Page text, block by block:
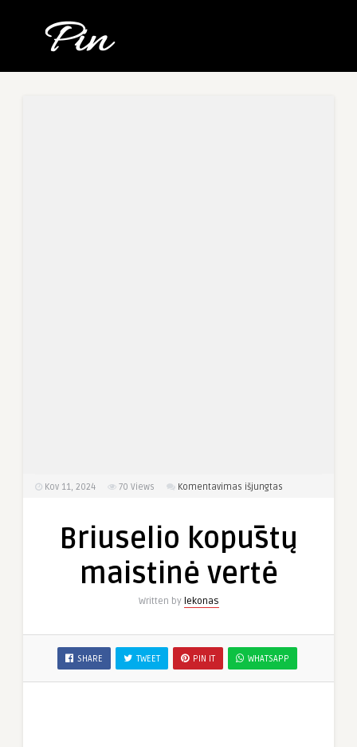
Kov 11, 2024 70 Views Komentavimas išjungtas
vertė
Briuselio kopūstų
maistinė vertė
Written by lekonas
SHARE TWEET PIN IT WHATSAPP